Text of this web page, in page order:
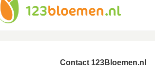
Contact 123Bloemen.nl